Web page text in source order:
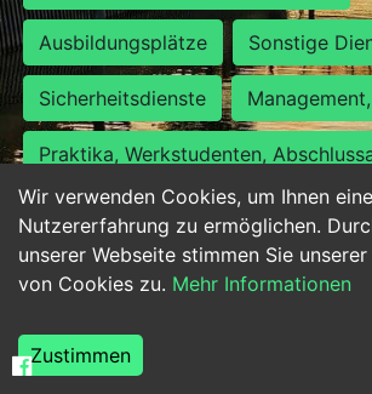
Wir verwenden Cookies, um Ihnen
Nutzererfahrung zu ermöglichen.
unserer Webseite stimmen Sie
von Cookies zu. Mehr Informationen
Zustimmen
Ausbildungsplätze Sonstige
Sicherheitsdienste
Praktika, Werkstudenten,
Personalwesen Assistenz,
Hilfskräfte, Aushilfs- und Nebenjobs
Weiterbildung, Studium, duale